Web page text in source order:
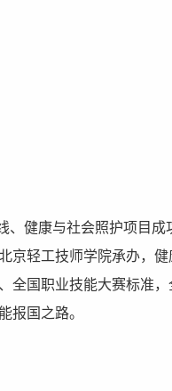
、健康与社会照护项目成
京轻工技师学院承办，健
全国职业技能大赛标准，
报国之路。